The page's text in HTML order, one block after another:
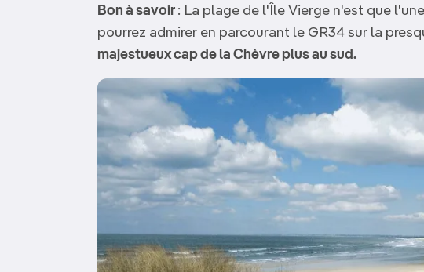
Bon à savoir : La plage de l'Île Vierge n'est que
pourrez admirer en parcourant le GR34 sur la
majestueux cap de la Chèvre plus au sud.
Image